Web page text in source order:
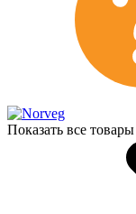
Показать все